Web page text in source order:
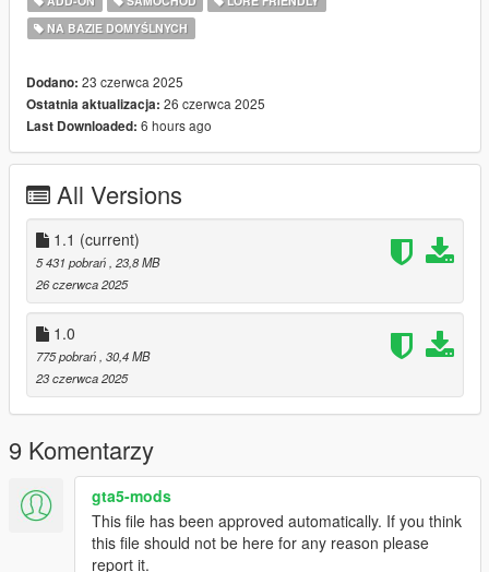
2. Put the "gstzr3503" folder in mods\update\x64\dlcpacks
3. Add this line -> dlcpacks:/gstzr3503/ to the dlclist.xml
FiveM Install - In FiveM Folder of download
Key Features:
Custom Widebody
Addon Sound
Custom Rims
Custom Handling
Custom Tuning Options
Removable Rivets
Credits:
Addon
SA Development - Custom Tuning Options, Testing, Livery
Mapping
HexR - SP Addon, Testing, Photos
Legacy_DMC - Exclusive Addon Sound
NA BAZIE DOMYŚLNYCH
Dodano: 23 czerwca 2025
Ostatnia aktualizacja: 26 czerwca 2025
Last Downloaded: 6 hours ago
All Versions
1.1 (current)
5 431 pobrań , 23,8 MB
26 czerwca 2025
1.0
775 pobrań , 30,4 MB
23 czerwca 2025
9 Komentarzy
gta5-mods
This file has been approved automatically. If you think
this file should not be here for any reason please
report it.